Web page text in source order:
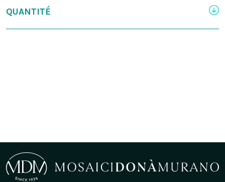
QUANTITÉ